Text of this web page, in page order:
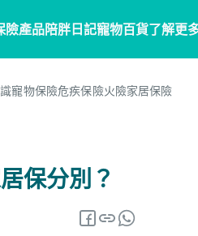
險產品
保險
陪胖日記
立即下載
Pawbook Tag
寵物百貨了解更
網誌
保險101保險核心系
寵物保險危疾保險火險家居保險
保分別？